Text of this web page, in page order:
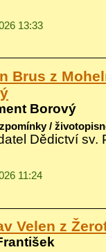
13:33
Brus z
Borový
/
Dědictví sv.
11:24
Velen z